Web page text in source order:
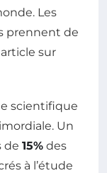
Les
prennent de
sur
scientifique
Un
de 15% des
à l’étude